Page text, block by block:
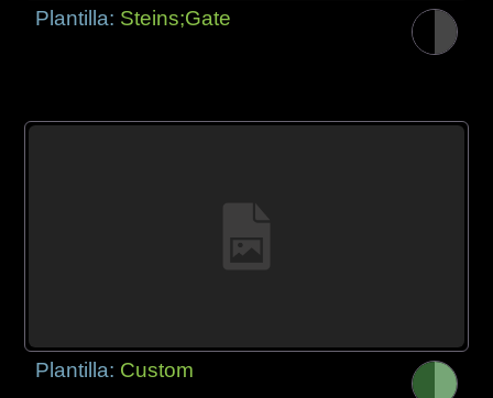
Plantilla: Steins;Gate
Plantilla: Custom